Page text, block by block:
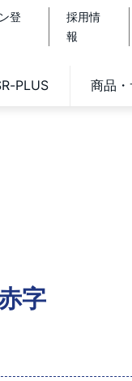
登
採用情
報
PLUS 商品
字